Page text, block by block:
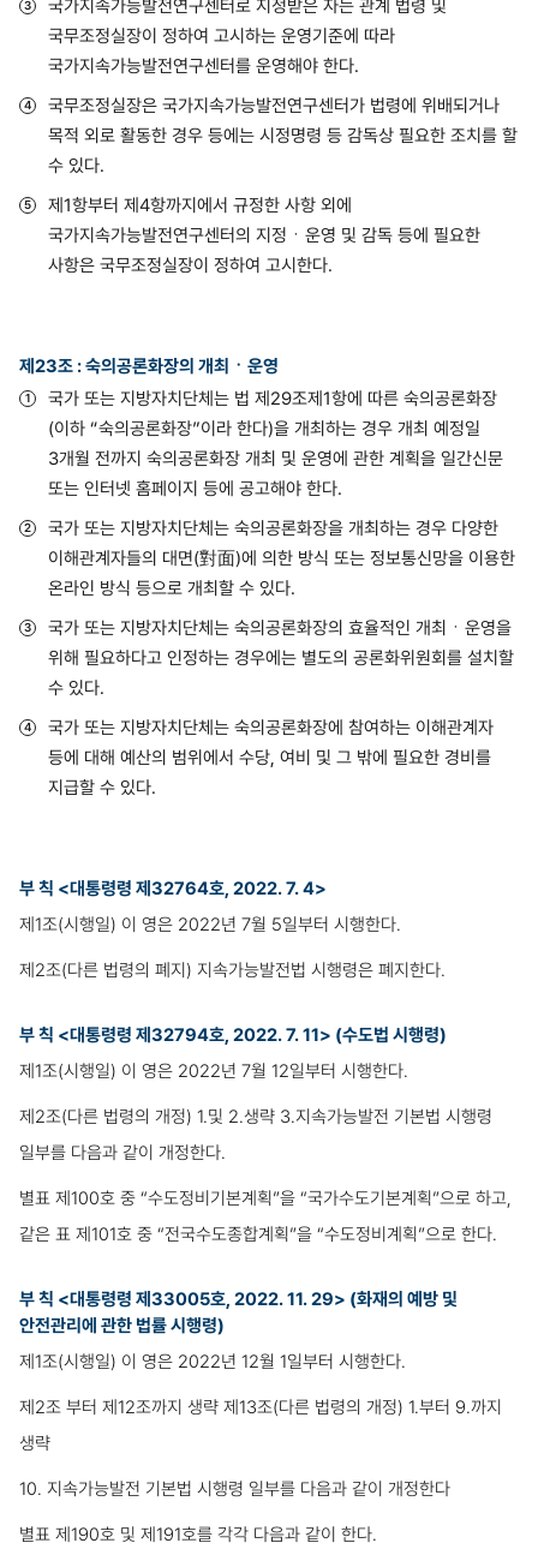
국가지속가능발전연구센터로 지정받은 자는 관계 법령 및
국무조정실장이 정하여 고시하는 운영기준에 따라
국가지속가능발전연구센터를 운영해야 한다.
국무조정실장은 국가지속가능발전연구센터가 법령에 위배되거나
목적 외로 활동한 경우 등에는 시정명령 등 감독상 필요한 조치를 할
수 있다.
제1항부터 제4항까지에서 규정한 사항 외에
국가지속가능발전연구센터의 지정ㆍ운영 및 감독 등에 필요한
사항은 국무조정실장이 정하여 고시한다.
제23조 : 숙의공론화장의 개최ㆍ운영
국가 또는 지방자치단체는 법 제29조제1항에 따른 숙의공론화장
(이하 “숙의공론화장”이라 한다)을 개최하는 경우 개최 예정일
3개월 전까지 숙의공론화장 개최 및 운영에 관한 계획을 일간신문
또는 인터넷 홈페이지 등에 공고해야 한다.
국가 또는 지방자치단체는 숙의공론화장을 개최하는 경우 다양한
이해관계자들의 대면(對面)에 의한 방식 또는 정보통신망을 이용한
온라인 방식 등으로 개최할 수 있다.
국가 또는 지방자치단체는 숙의공론화장의 효율적인 개최ㆍ운영을
위해 필요하다고 인정하는 경우에는 별도의 공론화위원회를 설치할
수 있다.
국가 또는 지방자치단체는 숙의공론화장에 참여하는 이해관계자
등에 대해 예산의 범위에서 수당, 여비 및 그 밖에 필요한 경비를
지급할 수 있다.
부 칙 <대통령령 제32764호, 2022. 7. 4>
제1조(시행일) 이 영은 2022년 7월 5일부터 시행한다.
제2조(다른 법령의 폐지) 지속가능발전법 시행령은 폐지한다.
부 칙 <대통령령 제32794호, 2022. 7. 11> (수도법 시행령)
제1조(시행일) 이 영은 2022년 7월 12일부터 시행한다.
제2조(다른 법령의 개정) 1.및 2.생략 3.지속가능발전 기본법 시행령
일부를 다음과 같이 개정한다.
별표 제100호 중 “수도정비기본계획”을 “국가수도기본계획”으로 하고,
같은 표 제101호 중 “전국수도종합계획”을 “수도정비계획”으로 한다.
부 칙 <대통령령 제33005호, 2022. 11. 29> (화재의 예방 및
안전관리에 관한 법률 시행령)
제1조(시행일) 이 영은 2022년 12월 1일부터 시행한다.
제2조 부터 제12조까지 생략 제13조(다른 법령의 개정) 1.부터 9.까지
생략
10. 지속가능발전 기본법 시행령 일부를 다음과 같이 개정한다
별표 제190호 및 제191호를 각각 다음과 같이 한다.